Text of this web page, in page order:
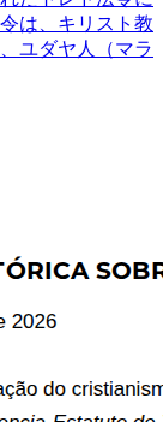
は、キリスト教
ユダヤ人（マラ